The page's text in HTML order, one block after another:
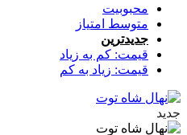
محبوبیت
متوسط امتیاز
جدیدترین
قیمت: کم به زیاد
قیمت: زیاد به کم
جدید